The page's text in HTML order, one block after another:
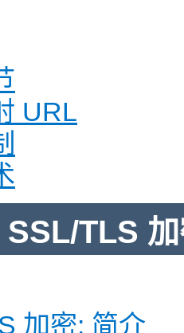
URL
TLS
加密: 简介